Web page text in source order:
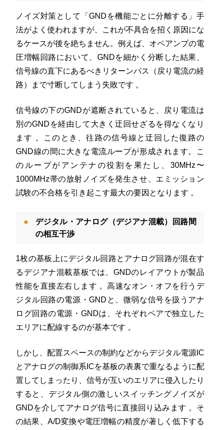
ノイズ対策として「GNDを機能ごとに分離する」手
法がよく使われますが、これが不具合を招く原因にな
るケースが後を絶ちません。例えば、オペアンプの電
圧増幅回路において、GNDを細かく分断した結果、
信号線の直下にあるべきリターンパス（戻り電流の経
路）まで寸断してしまう失敗です 。
信号線の下のGNDが遮断されていると、戻り電流は
別のGNDを経由して大きく迂回せざるを得なくなり
ます 。このとき、往路の信号線と迂回した復路の
GND線の間に大きな電流ループが形成されます。こ
のループがアンテナの役割を果たし、30MHz〜
1000MHz帯の放射ノイズを発生させ、エミッション
試験の不合格を引き起こす最大の要因となります 。
デジタル・アナログ（デジアナ混載）回路間
の相互干渉
1枚の基板上にデジタル回路とアナログ回路が混在す
るデジアナ混載基板では、GNDのレイアウトが製品
性能を直接左右します 。高速なオン・オフを行うデ
ジタル回路の電源・GNDと、微弱な信号を扱うアナ
ログ回路の電源・GNDは、それぞれペアで独立した
エリアに配線するのが基本です 。
しかし、配置スペースの制約などからデジタル電源IC
とアナログの制御系ICを基板の表裏で重なるように配
置してしまったり、信号が互いのエリアに侵入したり
すると、デジタル側の激しいスイッチングノイズが
GNDを介してアナログ信号に直接回り込みます 。そ
の結果、A/D変換や電圧増幅の精度が著しく低下する